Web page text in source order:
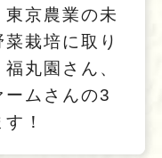
京農業の未
栽培に取り
丸園さん、
ームさんの3
！